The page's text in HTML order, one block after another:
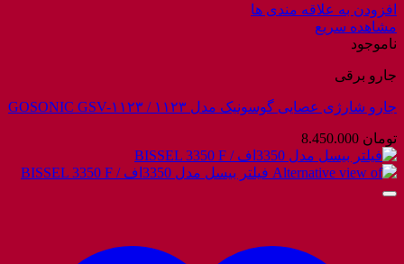
افزودن به علاقه مندی ها
مشاهده سریع
ناموجود
جارو برقی
جارو شارژی عصایی گوسونیک مدل ۱۱۲۳ / GOSONIC GSV-۱۱۲۳
تومان